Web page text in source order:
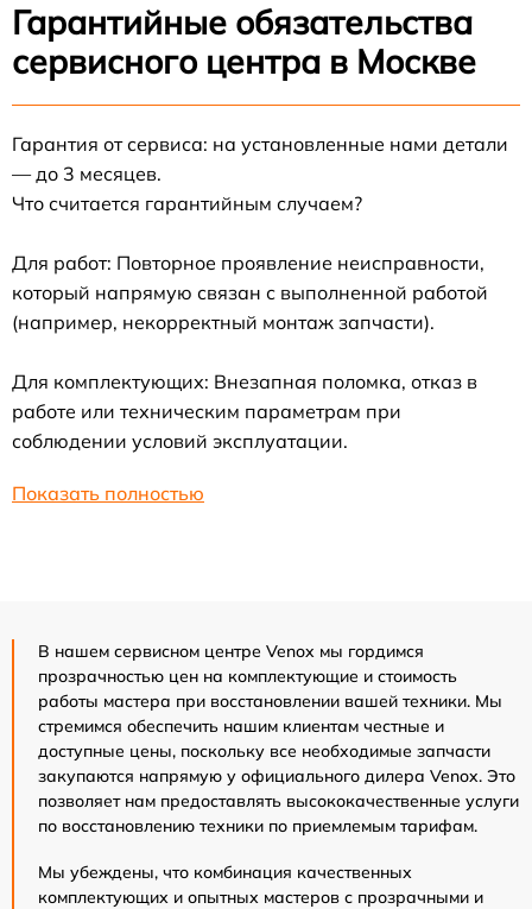
Гарантийные обязательства
сервисного центра в Москве
Гарантия от сервиса: на установленные нами детали
— до 3 месяцев.
Что считается гарантийным случаем?
Для работ: Повторное проявление неисправности,
который напрямую связан с выполненной работой
(например, некорректный монтаж запчасти).
Для комплектующих: Внезапная поломка, отказ в
работе или техническим параметрам при
соблюдении условий эксплуатации.
Показать полностью
В нашем сервисном центре Venox мы гордимся
прозрачностью цен на комплектующие и стоимость
работы мастера при восстановлении вашей техники. Мы
стремимся обеспечить нашим клиентам честные и
доступные цены, поскольку все необходимые запчасти
закупаются напрямую у официального дилера Venox. Это
позволяет нам предоставлять высококачественные услуги
по восстановлению техники по приемлемым тарифам.
Мы убеждены, что комбинация качественных
комплектующих и опытных мастеров с прозрачными и